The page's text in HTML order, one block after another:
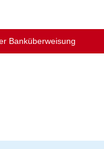
Banküberweisung